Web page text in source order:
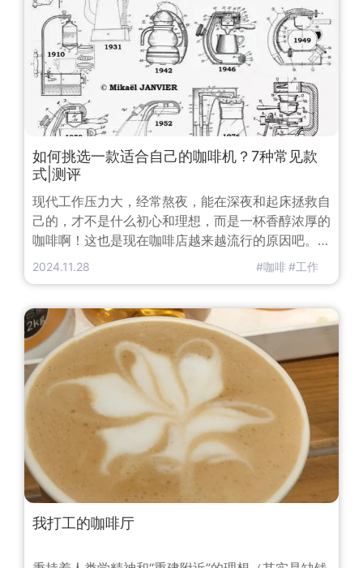
如何挑选一款适合自己的咖啡机？7种常见款
式|测评
现代工作压力大，经常熬夜，能在深夜和起床拯救自
己的，才不是什么初心和理想，而是一杯香醇浓厚的
咖啡啊！这也是现在咖啡店越来越流行的原因吧。从
1818年Mr.Laurens发明出第一台咖啡萃取器到如今
善。冲泡咖啡的器具种类很多，方法更多。本期就和
大家探讨一下7种常见的咖啡冲泡器具和具体使用方
法。机会难得，赶紧
2024.11.28 #咖啡#工作
我打工的咖啡厅